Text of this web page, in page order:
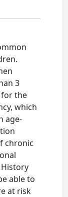
3
for the
which
age-
chronic
able to
at risk